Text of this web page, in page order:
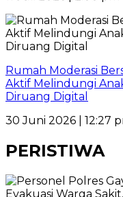
Rumah Moderasi
Aktif Melindungi
Diruang Digital
30 Juni 2026 | 12:27
PERISTIWA